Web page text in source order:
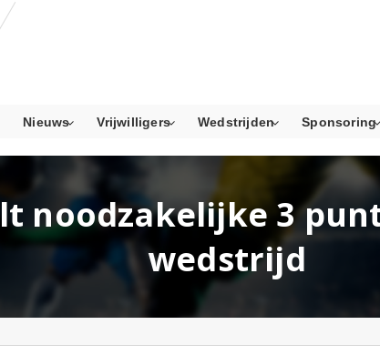
Nieuws Vrijwilligers Wedstrijden Sponsoring
noodzakelijke 3
wedstrijd